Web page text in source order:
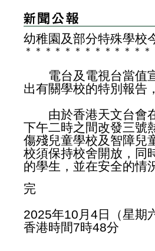
幼稚園及部分特殊學校
＊ ＊ ＊ ＊ ＊ ＊ ＊ ＊ ＊ ＊ ＊ ＊ ＊
電台及電視台當值宣
出有關學校的特別報告
由於香港天文台會
下午二時之間改發三號
傷殘兒童學校及智障兒
校須保持校舍開放，同
的學生，並在安全的情
完
2025年10月4日（星期
香港時間7時48分